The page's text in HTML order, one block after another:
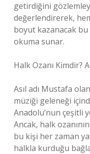
getirdiğini
değerlendirerek,
boyut kazanacak bu
okuma sunar.
Halk Ozanı Kimdir?
Asıl adı Mustafa
müziği geleneği
Anadolu’nun çeşitli
Ancak, halk
bu kişi her zaman
halkla kurduğu